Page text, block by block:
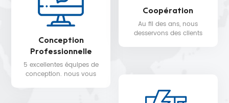
Conception
Professionnelle
5 excellentes équipes de
conception. nous vous
Coopération
Au fil des ans, nous
desservons des clients